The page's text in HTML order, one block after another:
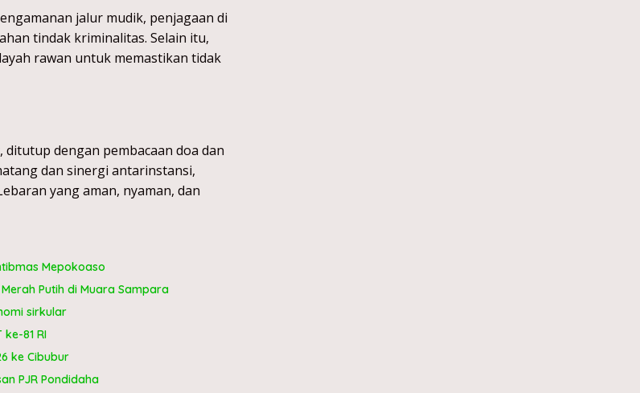
jalur mudik, penjagaan di
tindak kriminalitas. Selain itu,
rawan untuk memastikan tidak
dengan pembacaan doa dan
dan sinergi antarinstansi,
yang aman, nyaman, dan
Mepokoaso
Putih di Muara Sampara
sirkular
81 RI
ke Cibubur
PJR Pondidaha